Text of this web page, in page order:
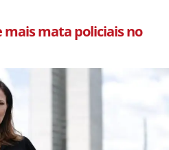
mais mata policiais no